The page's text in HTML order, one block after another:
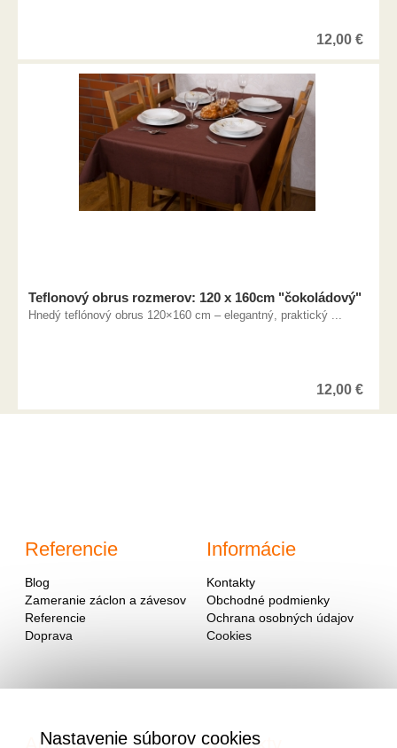
12,00 €
Teflonový obrus rozmerov: 120 x 160cm "čokoládový"
Hnedý teflónový obrus 120×160 cm – elegantný, praktický ...
12,00 €
Referencie
Blog
Zameranie záclon a závesov
Referencie
Doprava
Informácie
Kontakty
Obchodné podmienky
Ochrana osobných údajov
Cookies
Nastavenie súborov cookies